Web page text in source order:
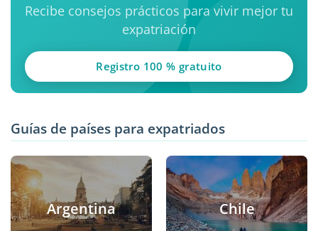
Recibe consejos prácticos para vivir mejor tu
expatriación
Registro 100 % gratuito
Guías de países para expatriados
Argentina Chile